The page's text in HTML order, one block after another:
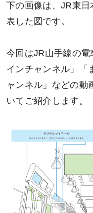
下の画像は、JR東
表した図です。
今回はJR山手線の
インチャンネル」「
ャンネル」などの動
いてご紹介します。